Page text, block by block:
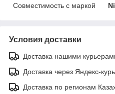
Совместимость с маркой
Условия доставки
Доставка нашими
Доставка через Яндекс-
Доставка по регионам